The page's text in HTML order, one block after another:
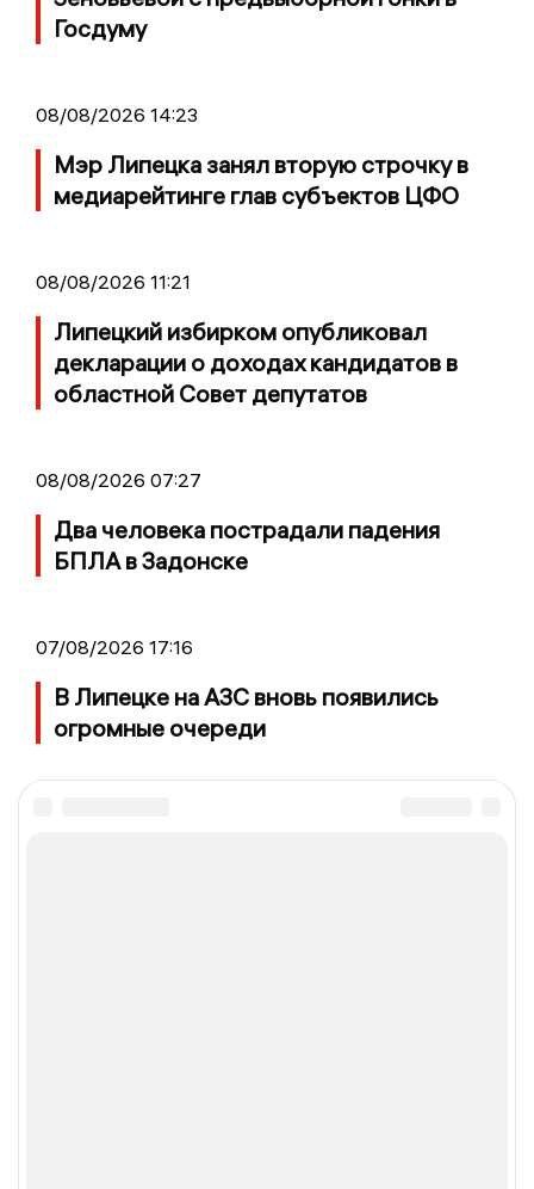
Госдуму
08/08/2026 14:23
Мэр Липецка занял вторую строчку в
медиарейтинге глав субъектов ЦФО
08/08/2026 11:21
Липецкий избирком опубликовал
декларации о доходах кандидатов в
областной Совет депутатов
08/08/2026 07:27
Два человека пострадали падения
БПЛА в Задонске
07/08/2026 17:16
В Липецке на АЗС вновь появились
огромные очереди